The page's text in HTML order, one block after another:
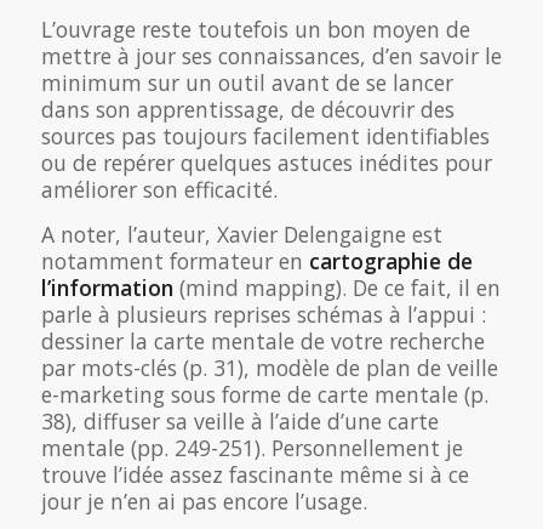
L’ouvrage reste toutefois un bon moyen de
mettre à jour ses connaissances, d’en savoir le
minimum sur un outil avant de se lancer
dans son apprentissage, de découvrir des
sources pas toujours facilement identifiables
ou de repérer quelques astuces inédites pour
améliorer son efficacité.
A noter, l’auteur, Xavier Delengaigne est
notamment formateur en cartographie de
l’information (mind mapping). De ce fait, il en
parle à plusieurs reprises schémas à l’appui :
dessiner la carte mentale de votre recherche
par mots-clés (p. 31), modèle de plan de veille
e-marketing sous forme de carte mentale (p.
38), diffuser sa veille à l’aide d’une carte
mentale (pp. 249-251). Personnellement je
trouve l’idée assez fascinante même si à ce
jour je n’en ai pas encore l’usage.